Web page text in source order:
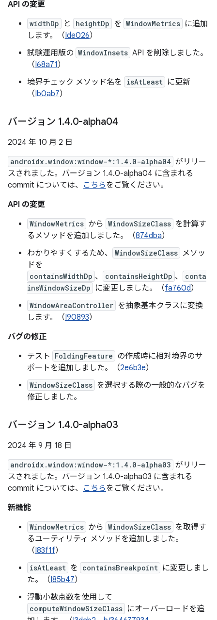
API の変更
widthDp と heightDp を WindowMetrics に追加
します。（Ide026）
試験運用版の WindowInsets API を削除しました。
（I68a71）
境界チェック メソッド名を
isAtLeast に更新
（Ib0ab7）
バージョン 1.4.0-alpha04
2024 年 10 月 2 日
androidx.window:window-*:1.4.0-alpha04 がリリー
スされました。バージョン 1.4.0-alpha04 に含まれる
commit については、 こちらをご覧ください。
API の変更
WindowMetrics から WindowSizeClass を計算す
るメソッドを追加しました。（874dba）
わかりやすくするため、
WindowSizeClass メソッ
ドを
containsWidthDp 、 containsHeightDp 、
conta
insWindowSizeDp
に変更しました。（fa760d）
WindowAreaController を抽象基本クラスに変換
します。（I90893）
バグの修正
テスト
FoldingFeature の作成時に相対境界のサ
ポートを追加しました。（2e6b3e）
WindowSizeClass を選択する際の一般的なバグを
修正しました。
バージョン 1.4.0-alpha03
2024 年 9 月 18 日
androidx.window:window-*:1.4.0-alpha03 がリリー
スされました。バージョン 1.4.0-alpha03 に含まれる
commit については、 こちらをご覧ください。
新機能
WindowMetrics から WindowSizeClass を取得す
るユーティリティ メソッドを追加しました。
（I83f1f）
isAtLeast を containsBreakpoint に変更しまし
た。（I85b47）
浮動小数点数を使用して
computeWindowSizeClass にオーバーロードを追